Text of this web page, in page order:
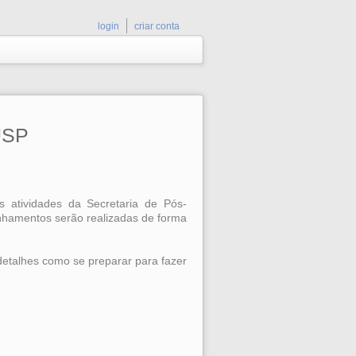
login criar conta
atividades da Secretaria de Pós-
serão realizadas de forma
como se preparar para fazer